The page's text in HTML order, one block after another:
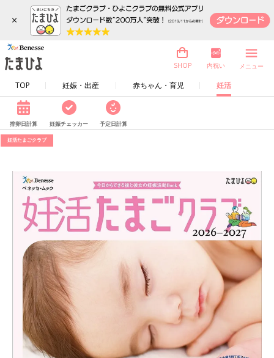
×
TOP 妊娠・出産 赤ちゃん・育児 妊活
SHOP 内祝い メニュー
排卵日計算 妊娠チェッカー 予定日計算
妊活たまごクラブ